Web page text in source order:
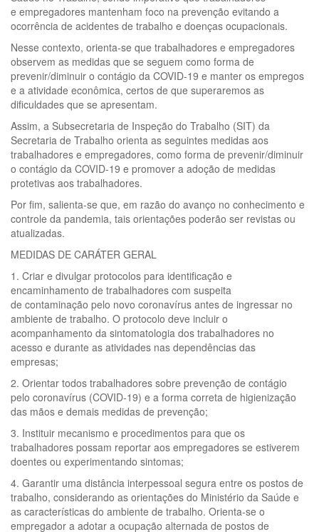
e empregadores mantenham foco na prevenção evitando a
ocorrência de acidentes de trabalho e doenças ocupacionais.
Nesse contexto, orienta-se que trabalhadores e empregadores
observem as medidas que se seguem como forma de
prevenir/diminuir o contágio da COVID-19 e manter os empregos
e a atividade econômica, certos de que superaremos as
dificuldades que se apresentam.
Assim, a Subsecretaria de Inspeção do Trabalho (SIT) da
Secretaria de Trabalho orienta as seguintes medidas aos
trabalhadores e empregadores, como forma de prevenir/diminuir
o contágio da COVID-19 e promover a adoção de medidas
protetivas aos trabalhadores.
Por fim, salienta-se que, em razão do avanço no conhecimento e
controle da pandemia, tais orientações poderão ser revistas ou
atualizadas.
MEDIDAS DE CARÁTER GERAL
1. Criar e divulgar protocolos para identificação e
encaminhamento de trabalhadores com suspeita
de contaminação pelo novo coronavírus antes de ingressar no
ambiente de trabalho. O protocolo deve incluir o
acompanhamento da sintomatologia dos trabalhadores no
acesso e durante as atividades nas dependências das
empresas;
2. Orientar todos trabalhadores sobre prevenção de contágio
pelo coronavírus (COVID-19) e a forma correta de higienização
das mãos e demais medidas de prevenção;
3. Instituir mecanismo e procedimentos para que os
trabalhadores possam reportar aos empregadores se estiverem
doentes ou experimentando sintomas;
4. Garantir uma distância interpessoal segura entre os postos de
trabalho, considerando as orientações do Ministério da Saúde e
as características do ambiente de trabalho. Orienta-se o
empregador a adotar a ocupação alternada de postos de